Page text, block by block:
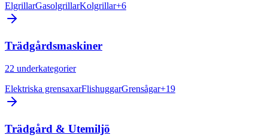
ElgrillarGasolgrillarKolgrillar+6
Trädgårdsmaskiner
22 underkategorier
Elektriska grensaxarFlishuggarGrensågar+19
Trädgård & Utemiljö